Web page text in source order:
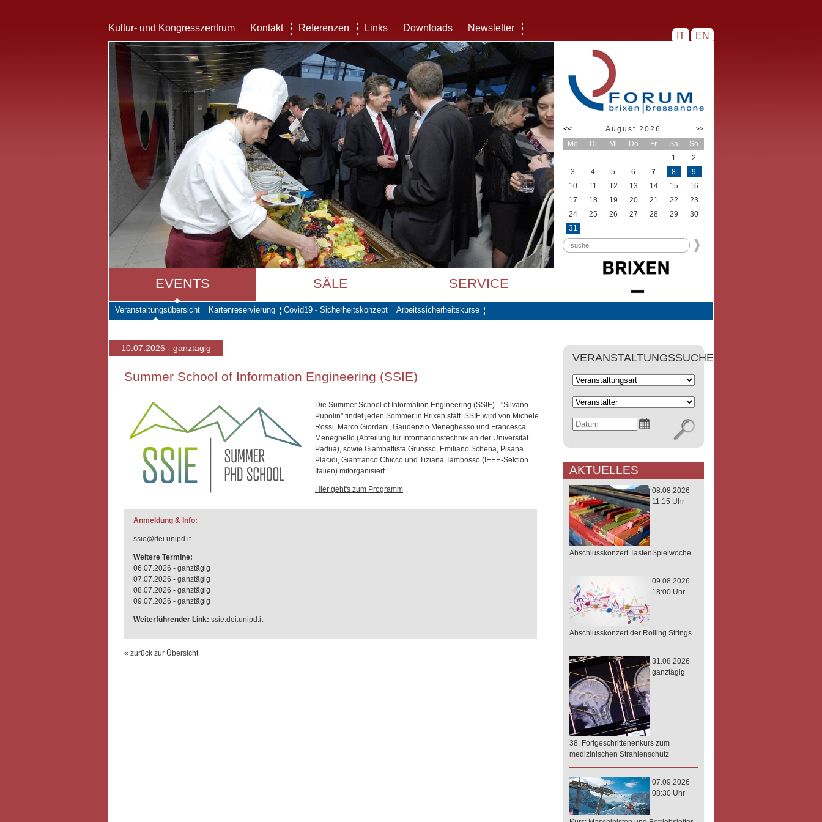
IT EN
Kultur- und Kongresszentrum Kontakt Referenzen Links Downloads Newsletter
EVENTS SÄLE SERVICE
<< August 2026 >>
Mo Di Mi Do Fr Sa
So
1
2
3
4 5 6 7 8
9
10
11 12 13 14 15
16
17
18 19 20 21 22
23
24
25 26 27 28 29
30
31
Veranstaltungsübersicht Kartenreservierung Covid19 - Sicherheitskonzept Arbeitssicherheitskurse
10.07.2026 - ganztägig
Summer School of Information Engineering (SSIE)
Die Summer School of Information Engineering (SSIE) - "Silvano
Pupolin" findet jeden Sommer in Brixen statt. SSIE wird von Michele
Rossi, Marco Giordani, Gaudenzio Meneghesso und Francesca
Meneghello (Abteilung für Informationstechnik an der Universität
Padua), sowie Giambattista Gruosso, Emiliano Schena, Pisana
Placidi, Gianfranco Chicco und Tiziana Tambosso (IEEE-Sektion
Italien) mitorganisiert.
Hier geht's zum Programm
Anmeldung & Info:
ssie@dei.unipd.it
Weitere Termine:
06.07.2026 - ganztägig
07.07.2026 - ganztägig
08.07.2026 - ganztägig
09.07.2026 - ganztägig
Weiterführender Link: ssie.dei.unipd.it
« zurück zur Übersicht
VERANSTALTUNGSSUCHE
AKTUELLES
08.08.2026
11:15 Uhr
Abschlusskonzert TastenSpielwoche
09.08.2026
18:00 Uhr
Abschlusskonzert der Rolling Strings
31.08.2026
ganztägig
38. Fortgeschrittenenkurs zum
medizinischen Strahlenschutz
07.09.2026
08:30 Uhr